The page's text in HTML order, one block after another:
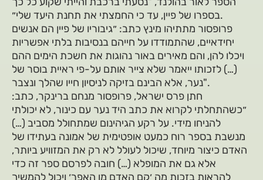
בספרו של פיין, עד כי החמצתי את תחנת היעד שלי״.
פרופסור מתתיהו מינץ כתב: ״גיבוריו של פיין הם אנשים
יחידאיים, שהתמודדו על חייהם בנסיבות בלתי אפשריות
ויכלו להן, והם מאירים באור נהוגות את חשכת הימים ההם
(…) לזכותו ייאמר שלא צייר אותם על-פי ראיית בוסר של
נער, אלא הבינם בזיקה לניסיון חייו שהלך ונצבר".
חתן פרס ישראל, פרופסור מנחם ברינקר, כתב:
״כשהתחלתי לקרוא את כתב היד נער עם כינור, לא יכולתי
להניחו מידי. על רקע הגיהינום שמתחולל מסביב (…)
מנשבת בספר רוח כמעט אופטימית של אמונה בעתידו של
האדם כיצור מיוחד, שיכול לעולל לא רק את המזוויע ביותר,
אלא גם את המופלא (…) חובה לפרסם ספר זה כדי
להראות בזכות מה ׳קם האדם מן האפר׳ ויכול להמשיך